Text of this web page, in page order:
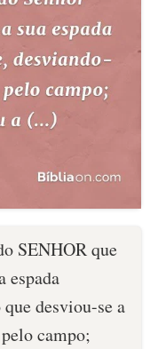
SENHOR que
espada
desviou-se a
campo;